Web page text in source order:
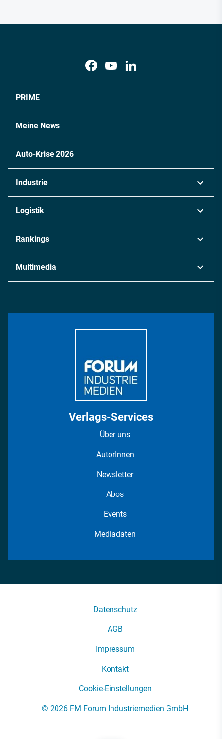
PRIME
Meine News
Auto-Krise 2026
Industrie
Chemie
Metall
Energie
Logistik
Rankings
Multimedia
Verlags-Services
Über uns
AutorInnen
Newsletter
Abos
Events
Mediadaten
Datenschutz
AGB
Impressum
Kontakt
Cookie-Einstellungen
© 2026 FM Forum Industriemedien GmbH